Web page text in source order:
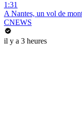
1:31
A Nantes, un vol de
CNEWS
il y a 3 heures